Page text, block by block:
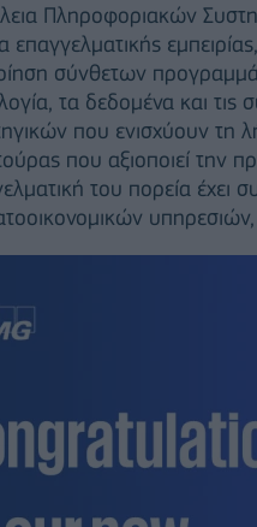
Πληροφοριακών
επαγγελματικής
σύνθετων
τα δεδομένα και
που ενισχύουν τη
που αξιοποιεί την
του πορεία